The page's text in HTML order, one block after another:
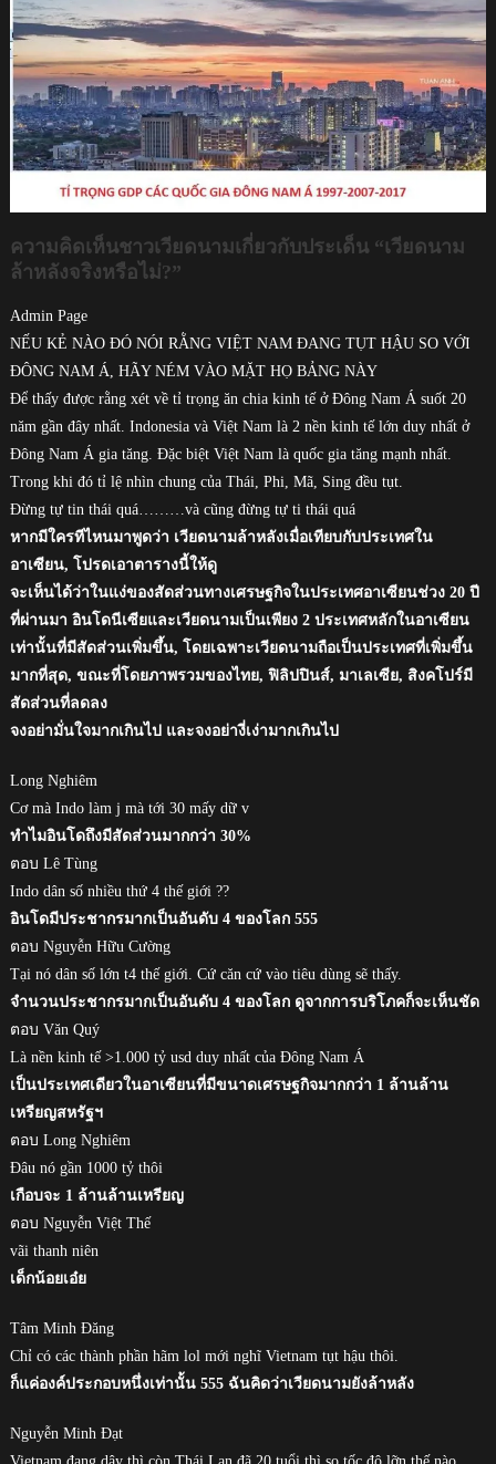
ความคิดเห็นชาวเวียดนามเกี่ยวกับประเด็น “เวียดนาม
ล้าหลังจริงหรือไม่?”
Admin Page
NẾU KẺ NÀO ĐÓ NÓI RẰNG VIỆT NAM ĐANG TỤT HẬU SO VỚI
ĐÔNG NAM Á, HÃY NÉM VÀO MẶT HỌ BẢNG NÀY
Để thấy được rằng xét về tỉ trọng ăn chia kinh tế ở Đông Nam Á suốt 20
năm gần đây nhất. Indonesia và Việt Nam là 2 nền kinh tế lớn duy nhất ở
Đông Nam Á gia tăng. Đặc biệt Việt Nam là quốc gia tăng mạnh nhất.
Trong khi đó tỉ lệ nhìn chung của Thái, Phi, Mã, Sing đều tụt.
Đừng tự tin thái quá………và cũng đừng tự ti thái quá
หากมีใครทีไหนมาพูดว่า เวียดนามล้าหลังเมื่อเทียบกับประเทศใน
อาเซียน, โปรดเอาตารางนี้ให้ดู
จะเห็นได้ว่าในแง่ของสัดส่วนทางเศรษฐกิจในประเทศอาเซียนช่วง 20 ปี
ที่ผ่านมา อินโดนีเซียและเวียดนามเป็นเพียง 2 ประเทศหลักในอาเซียน
เท่านั้นที่มีสัดส่วนเพิ่มขึ้น, โดยเฉพาะเวียดนามถือเป็นประเทศที่เพิ่มขึ้น
มากที่สุด, ขณะที่โดยภาพรวมของไทย, ฟิลิปปินส์, มาเลเซีย, สิงคโปร์มี
สัดส่วนที่ลดลง
จงอย่ามั่นใจมากเกินไป และจงอย่างี่เง่ามากเกินไป
Long Nghiêm
Cơ mà Indo làm j mà tới 30 mấy dữ v
ทำไมอินโดถึงมีสัดส่วนมากกว่า 30%
ตอบ Lê Tùng
Indo dân số nhiều thứ 4 thế giới ??
อินโดมีประชากรมากเป็นอันดับ 4 ของโลก 555
ตอบ Nguyễn Hữu Cường
Tại nó dân số lớn t4 thế giới. Cứ căn cứ vào tiêu dùng sẽ thấy.
จำนวนประชากรมากเป็นอันดับ 4 ของโลก ดูจากการบริโภคก็จะเห็นชัด
ตอบ Văn Quý
Là nền kinh tế >1.000 tỷ usd duy nhất của Đông Nam Á
เป็นประเทศเดียวในอาเซียนที่มีขนาดเศรษฐกิจมากกว่า 1 ล้านล้าน
เหรียญสหรัฐฯ
ตอบ Long Nghiêm
Đâu nó gần 1000 tỷ thôi
เกือบจะ 1 ล้านล้านเหรียญ
ตอบ Nguyễn Việt Thế
vãi thanh niên
เด็กน้อยเอ๋ย
Tâm Minh Đăng
Chỉ có các thành phần hãm lol mới nghĩ Vietnam tụt hậu thôi.
ก็แค่องค์ประกอบหนึ่งเท่านั้น 555 ฉันคิดว่าเวียดนามยังล้าหลัง
Nguyễn Minh Đạt